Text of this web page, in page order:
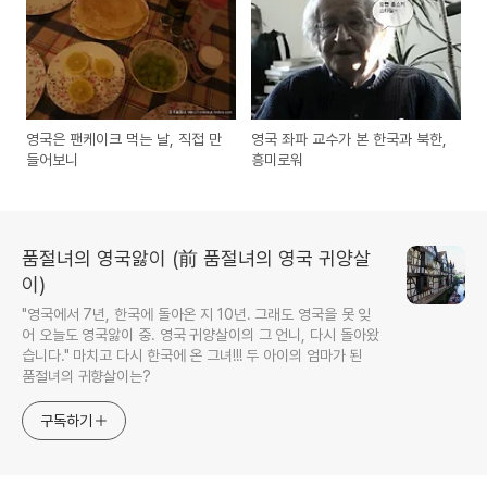
영국은 팬케이크 먹는 날, 직접 만
들어보니
영국 좌파 교수가 본 한국과 북한,
흥미로워
품절녀의 영국앓이 (前 품절녀의 영국 귀양살
이)
"영국에서 7년, 한국에 돌아온 지 10년. 그래도 영국을 못 잊
어 오늘도 영국앓이 중. 영국 귀양살이의 그 언니, 다시 돌아왔
습니다." 마치고 다시 한국에 온 그녀!!! 두 아이의 엄마가 된
품절녀의 귀향살이는?
구독하기